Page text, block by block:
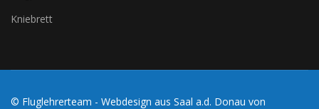
Kniebrett
© Fluglehrerteam - Webdesign aus Saal a.d. Donau von